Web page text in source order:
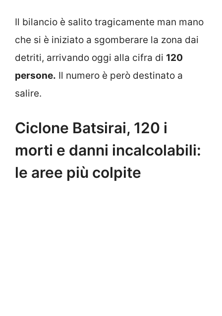
Il bilancio è salito tragicamente man mano
che si è iniziato a sgomberare la zona dai
detriti, arrivando oggi alla cifra di 120
persone. Il numero è però destinato a
salire.
Ciclone Batsirai, 120 i
morti e danni incalcolabili:
le aree più colpite